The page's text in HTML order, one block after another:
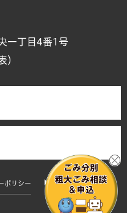
一丁目4番1号
）
ポリシー サイトマップ